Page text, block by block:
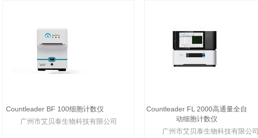
Countleader BF 100细胞计数仪
广州市艾贝泰生物科技有限公司
Countleader FL 2000高通量全自
动细胞计数仪
广州市艾贝泰生物科技有限公司